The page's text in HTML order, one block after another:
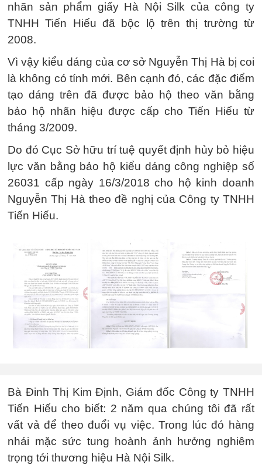
nhãn sản phẩm giấy Hà Nội Silk của công ty
TNHH Tiến Hiếu đã bộc lộ trên thị trường từ
2008.
Vì vậy kiểu dáng của cơ sở Nguyễn Thị Hà bị coi
là không có tính mới. Bên cạnh đó, các đặc điểm
tạo dáng trên đã được bảo hộ theo văn bằng
bảo hộ nhãn hiệu được cấp cho Tiến Hiếu từ
tháng 3/2009.
Do đó Cục Sở hữu trí tuệ quyết định hủy bỏ hiệu
lực văn bằng bảo hộ kiểu dáng công nghiệp số
26031 cấp ngày 16/3/2018 cho hộ kinh doanh
Nguyễn Thị Hà theo đề nghị của Công ty TNHH
Tiến Hiếu.
Bà Đinh Thị Kim Định, Giám đốc Công ty TNHH
Tiến Hiếu cho biết: 2 năm qua chúng tôi đã rất
vất vả để theo đuổi vụ việc. Trong lúc đó hàng
nhái mặc sức tung hoành ảnh hưởng nghiêm
trọng tới thương hiệu Hà Nội Silk.